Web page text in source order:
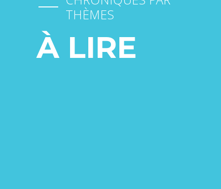
THÈMES
À LIRE